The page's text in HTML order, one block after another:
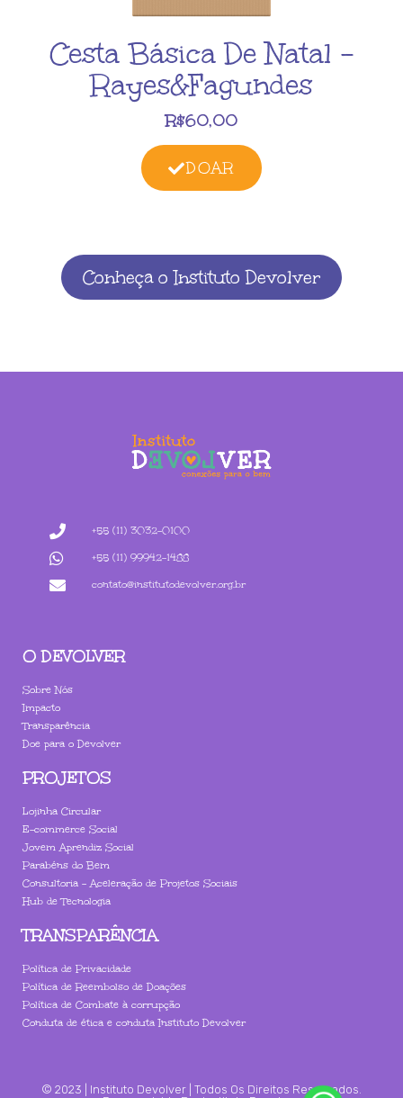
Cesta Básica De Natal –
Rayes&Fagundes
R$60,00
DOAR
Conheça o Instituto Devolver
+55 (11) 3032-0100
+55 (11) 99942-1488
contato@institutodevolver.org.br
O DEVOLVER
Sobre Nós
Impacto
Transparência
Doe para o Devolver
PROJETOS
Lojinha Circular
E-commerce Social
Jovem Aprendiz Social
Parabéns do Bem
Consultoria - Aceleração de Projetos Sociais
Hub de Tecnologia
TRANSPARÊNCIA
Política de Privacidade
Política de Reembolso de Doações
Política de Combate à corrupção
Conduta de ética e conduta Instituto Devolver
© 2023 | Instituto Devolver | Todos Os Direitos Reservados.